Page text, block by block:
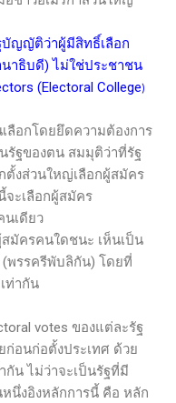
ญญัติว่าผู้มีสิทธิ์เลือก
าธิบดี) ไม่ใช่ประชาชน
(Electoral College)
ลือกโดยยึดความต้องการ
รัฐของตน สมมุติว่าที่รัฐ
ตั้งส่วนใหญ่เลือกผู้สมัคร
ะเลือกผู้สมัคร
นเดียว
ครคนใดชนะ เห็นเป็น
(พรรครีพับลิกัน) โดยที่
ท่ากัน
votes ของแต่ละรัฐ
อนก่อตั้งประเทศ ด้วย
น ไม่ว่าจะเป็นรัฐที่มี
นึ่งอิงหลักการนี้ คือ หลัก